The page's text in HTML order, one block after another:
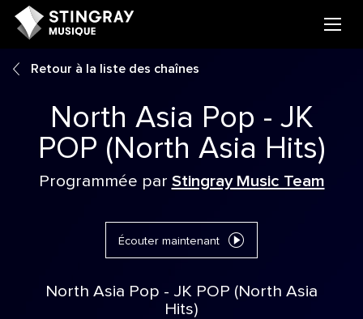
Retour à la liste des chaînes
North Asia Pop - JK
POP (North Asia Hits)
Programmée par Stingray Music Team
Écouter maintenant
North Asia Pop - JK POP (North Asia
Hits)